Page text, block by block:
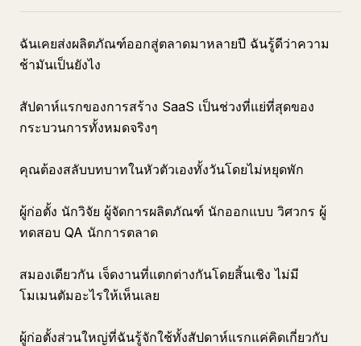
ฉันเคยส่งผลิตภัณฑ์ออกสู่ตลาดมาหลายปี ฉันรู้ดีว่าความ
ช้ามันเป็นยังไง
สัปดาห์แรกของการสร้าง SaaS เป็นช่วงที่แย่ที่สุดของ
กระบวนการทั้งหมดจริงๆ
คุณต้องสลับบทบาทในหัวตัวเองทั้งวันโดยไม่หยุดพัก
ผู้ก่อตั้ง นักวิจัย ผู้จัดการผลิตภัณฑ์ นักออกแบบ วิศวกร ผู้
ทดสอบ QA นักการตลาด
สมองเดียวกัน เจ็ดงานที่แตกต่างกันโดยสิ้นเชิง ไม่มี
โมเมนตัมอะไรให้เห็นเลย
ผู้ก่อตั้งส่วนใหญ่ที่ฉันรู้จักใช้ทั้งสัปดาห์แรกแค่คิดเกี่ยวกับ